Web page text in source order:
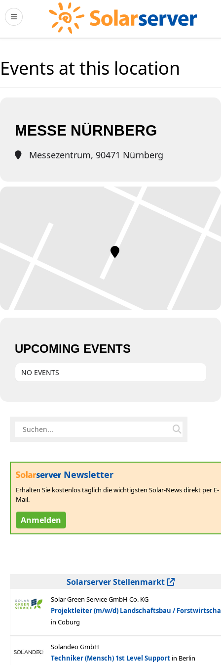
Events at this location
MESSE NÜRNBERG
Messezentrum, 90471 Nürnberg
UPCOMING EVENTS
NO EVENTS
Newsletter
Erhalten Sie kostenlos täglich die wichtigsten Solar-News direkt per E-
Mail.
Anmelden
Solarserver Stellenmarkt